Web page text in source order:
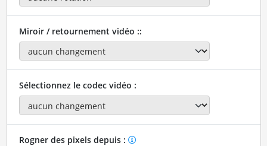
Miroir / retournement vidéo ::
Sélectionnez le codec vidéo :
Rogner des pixels depuis :